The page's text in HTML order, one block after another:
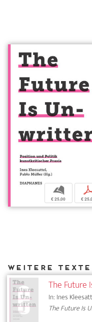
b
€ 25,00 €
The Future
In: Ines
The Future Is